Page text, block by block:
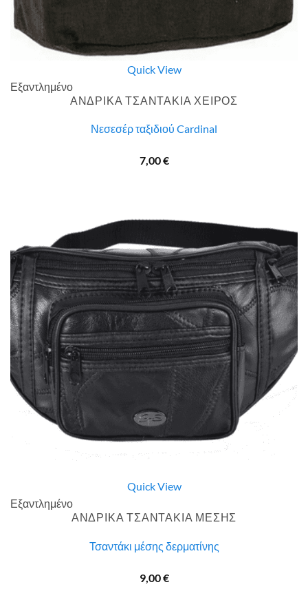
Quick View
Εξαντλημένο
ΑΝΔΡΙΚΑ ΤΣΑΝΤΑΚΙΑ ΧΕΙΡΟΣ
Νεσεσέρ ταξιδιού Cardinal
7,00€
Quick View
Εξαντλημένο
ΑΝΔΡΙΚΑ ΤΣΑΝΤΑΚΙΑ ΜΕΣΗΣ
Τσαντάκι μέσης δερματίνης
9,00€